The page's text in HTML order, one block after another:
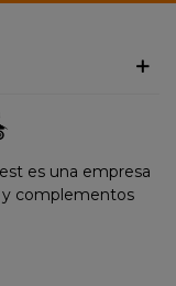
es una empresa
y complementos